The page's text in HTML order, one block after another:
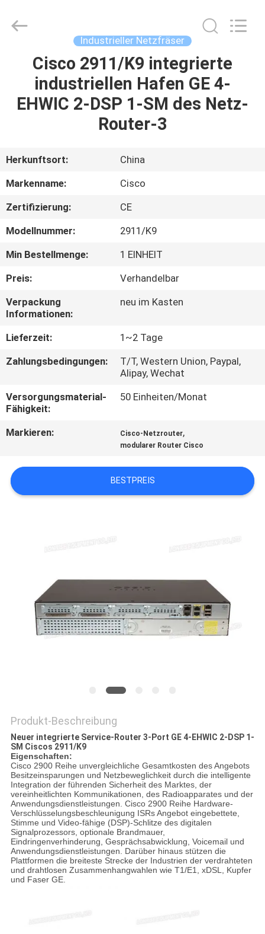
HAUSE
VIDEOS
UNS
WERKSBESICHTIGUNG
QUALITÄTSKONTROLLE
KONTAKT
UNS
NEUIGKEITEN
RECHTSSACHEN
SITEMAP
Ltd..
Industrieller Netzfräser
Cisco 2911/K9 integrierte
industriellen Hafen GE 4-
EHWIC 2-DSP 1-SM des Netz-
Router-3
Herkunftsort:
China
Markenname:
Cisco
Zertifizierung:
CE
Modellnummer:
2911/K9
Min Bestellmenge:
1 EINHEIT
Preis:
Verhandelbar
Verpackung
Informationen:
neu im Kasten
Lieferzeit:
1~2 Tage
Zahlungsbedingungen:
T/T, Western Union, Paypal,
Alipay, Wechat
Versorgungsmaterial-
Fähigkeit:
50 Einheiten/Monat
Markieren: Cisco-Netzrouter,
modularer Router Cisco
BESTPREIS
Produkt-Beschreibung
Neuer integrierte Service-Router 3-Port GE 4-EHWIC 2-DSP 1-
SM Ciscos 2911/K9
Eigenschaften:
Cisco 2900 Reihe unvergleichliche Gesamtkosten des Angebots
Besitzeinsparungen und Netzbeweglichkeit durch die intelligente
Integration der führenden Sicherheit des Marktes, der
vereinheitlichten Kommunikationen, des Radioapparates und der
Anwendungsdienstleistungen. Cisco 2900 Reihe Hardware-
Verschlüsselungsbeschleunigung ISRs Angebot eingebettete,
Stimme und Video-fähige (DSP)-Schlitze des digitalen
Signalprozessors, optionale Brandmauer,
Eindringenverhinderung, Gesprächsabwicklung, Voicemail und
Anwendungsdienstleistungen. Darüber hinaus stützen die
Plattformen die breiteste Strecke der Industrien der verdrahteten
und drahtlosen Zusammenhangwahlen wie T1/E1, xDSL, Kupfer
und Faser GE.